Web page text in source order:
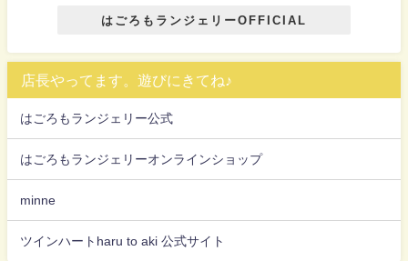
はごろもランジェリーOFFICIAL
店長やってます。遊びにきてね♪
はごろもランジェリー公式
はごろもランジェリーオンラインショップ
minne
ツインハートharu to aki 公式サイト